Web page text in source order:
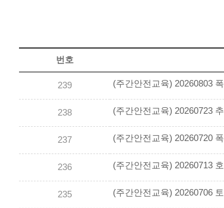
번호
239 (주간안전교육) 20260803
238 (주간안전교육) 20260723
237 (주간안전교육) 20260720
236 (주간안전교육) 20260713
235 (주간안전교육) 20260706